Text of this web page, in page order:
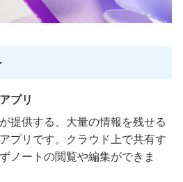
プリ
提供する、大量の情報を残せる
プリです。クラウド上で共有す
ノートの閲覧や編集ができま